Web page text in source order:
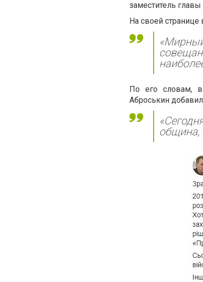
заместитель
На своей странице
По его словам, в
Аброськин
община,